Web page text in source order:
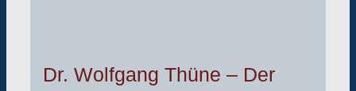
Dr. Wolfgang Thüne – Der